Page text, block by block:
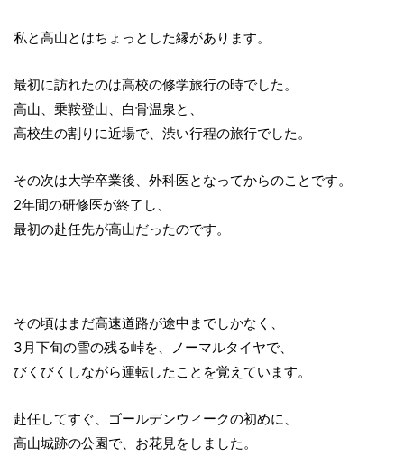
私と高山とはちょっとした縁があります。
最初に訪れたのは高校の修学旅行の時でした。
高山、乗鞍登山、白骨温泉と、
高校生の割りに近場で、渋い行程の旅行でした。
その次は大学卒業後、外科医となってからのことです。
2年間の研修医が終了し、
最初の赴任先が高山だったのです。
その頃はまだ高速道路が途中までしかなく、
3月下旬の雪の残る峠を、ノーマルタイヤで、
びくびくしながら運転したことを覚えています。
赴任してすぐ、ゴールデンウィークの初めに、
高山城跡の公園で、お花見をしました。